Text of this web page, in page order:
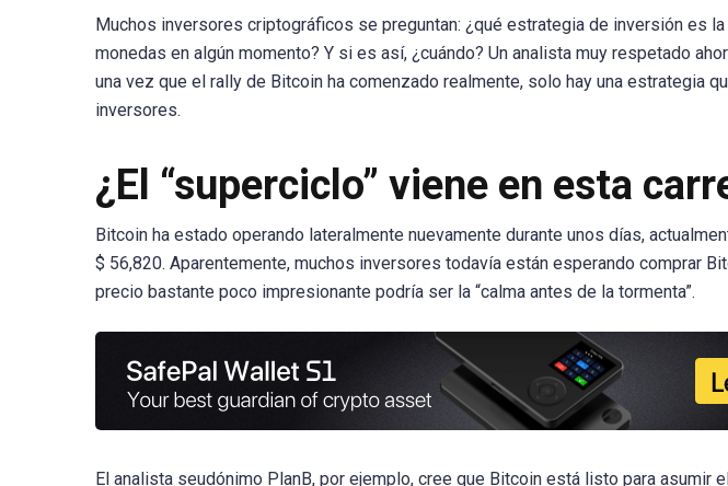
Muchos inversores criptográficos se preguntan: ¿qué estrategia de inversión es
monedas en algún momento? Y si es así, ¿cuándo? Un analista muy respetado
una vez que el rally de Bitcoin ha comenzado realmente, solo hay una estrategia
inversores.
¿El “superciclo” viene en esta
Bitcoin ha estado operando lateralmente nuevamente durante unos días,
$ 56,820. Aparentemente, muchos inversores todavía están esperando comprar
precio bastante poco impresionante podría ser la “calma antes de la tormenta”.
El analista seudónimo PlanB, por ejemplo, cree que Bitcoin está listo para asumir